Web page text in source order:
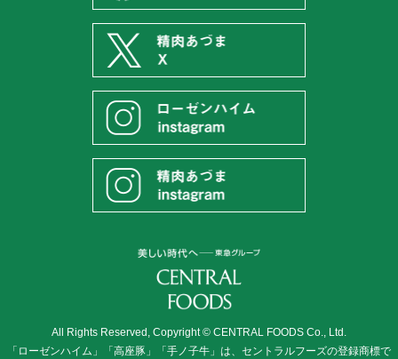
All Rights Reserved, Copyright © CENTRAL FOODS Co., Ltd.
「ローゼンハイム」「高座豚」「手ノ子牛」は、セントラルフーズの登録商標で